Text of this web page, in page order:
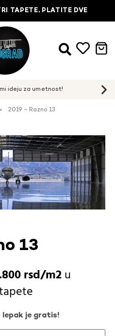
TAPETE, PLATITE DVE
» 2019 – Razno 13
13
rsd
u
je gratis!